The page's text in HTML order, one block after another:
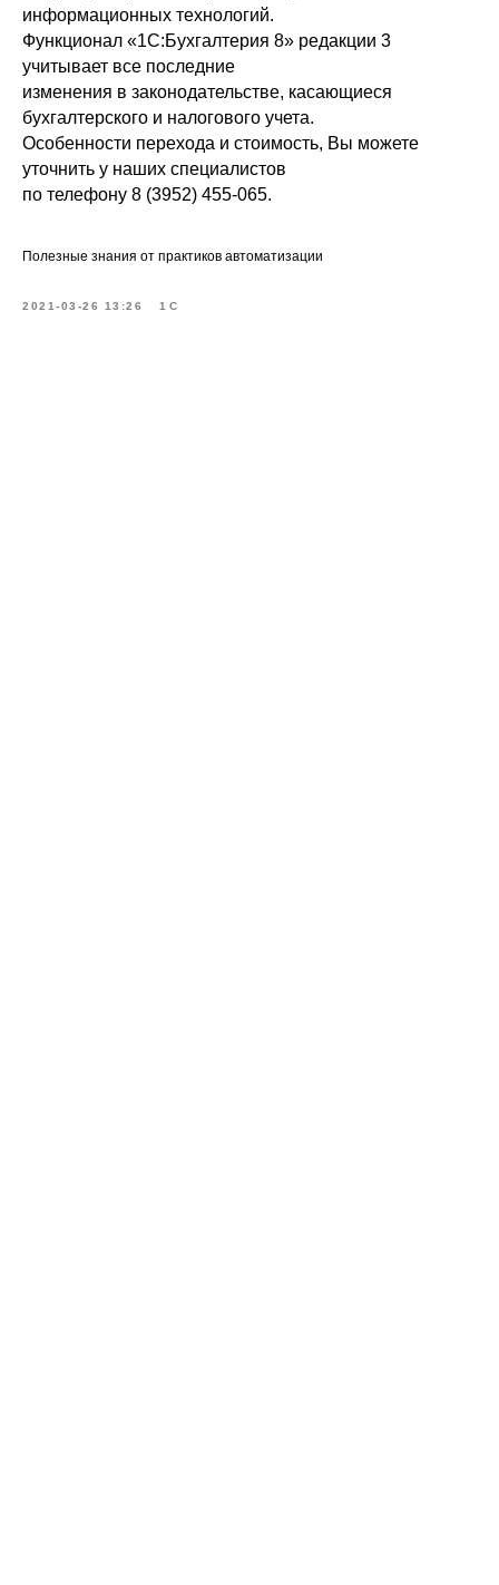
информационных технологий.
Функционал «1С:Бухгалтерия 8» редакции 3
учитывает все последние
изменения в законодательстве, касающиеся
бухгалтерского и налогового учета.
Особенности перехода и стоимость, Вы можете
уточнить у наших специалистов
по телефону 8 (3952) 455-065.
Полезные знания от практиков автоматизации
2021-03-26 13:26 1С